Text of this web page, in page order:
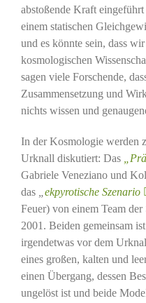
abstoßende Kraft
einem statischen
und es könnte sein, dass
kosmologischen
sagen viele Forschende,
Zusammensetzung und
nichts wissen und
In der Kosmologie werden
Urknall diskutiert: Das
Gabriele Veneziano und
das
ekpyrotische Szenario
Feuer) von einem Team
2001. Beiden gemeinsam
irgendetwas vor dem
eines großen, kalten und
einen Übergang, dessen
ungelöst ist und beide